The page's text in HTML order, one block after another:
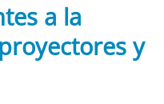
a la
y